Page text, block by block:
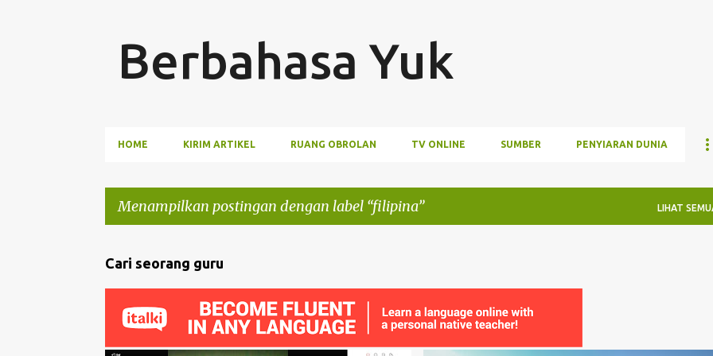
Berbahasa Yuk
HOME KIRIM ARTIKEL RUANG OBROLAN TV ONLINE SUMBER PENYIARAN DUNIA
Menampilkan postingan dengan label filipina LIHAT
P
o
Cari seorang guru